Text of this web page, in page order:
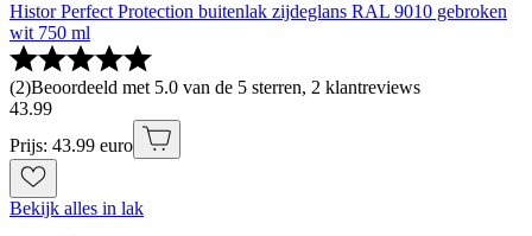
Histor Perfect Protection buitenlak zijdeglans RAL 9010 gebroken
wit 750 ml
(2)Beoordeeld met 5.0 van de 5 sterren, 2 klantreviews
43.99
Prijs: 43.99 euro
Bekijk alles in lak